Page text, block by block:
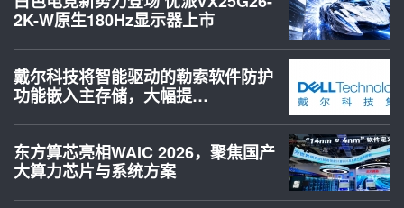
2K-W原生180Hz显示器上市
戴尔科技将智能驱动的勒索软件防护
功能嵌入主存储，大幅提…
东方算芯亮相WAIC 2026，聚焦国产
大算力芯片与系统方案